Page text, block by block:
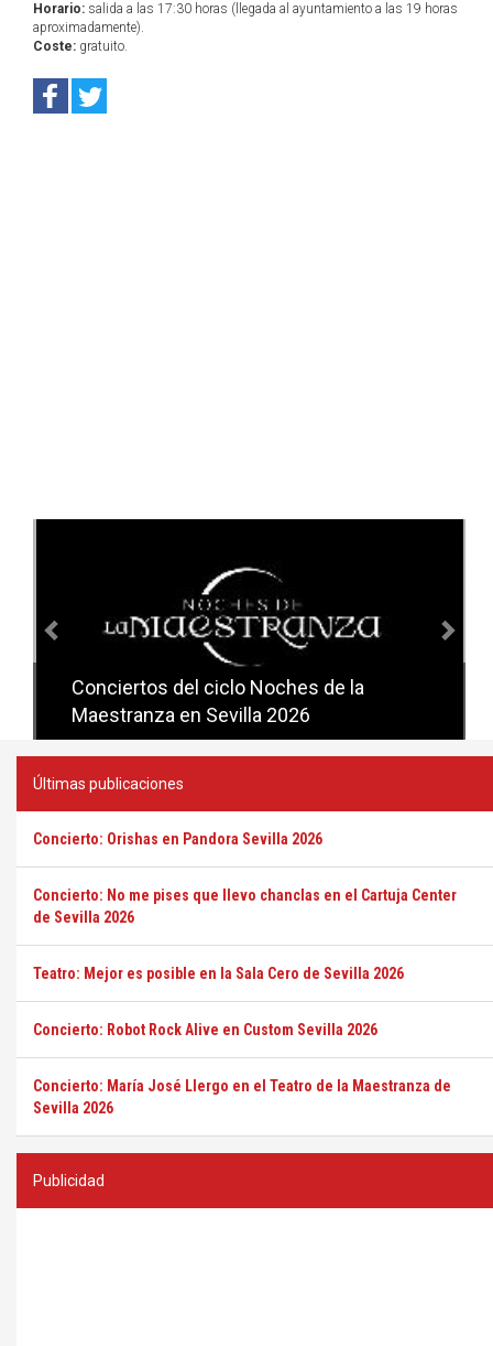
Horario: salida a las 17:30 horas (llegada al ayuntamiento a las 19 horas
aproximadamente).
Coste: gratuito.
Conciertos del ciclo Noches de la
Maestranza en Sevilla 2026
Conciertos del ciclo Candlelight en
Sevilla
Últimas publicaciones
Concierto: Orishas en Pandora Sevilla 2026
Concierto: No me pises que llevo chanclas en el Cartuja Center
de Sevilla 2026
Teatro: Mejor es posible en la Sala Cero de Sevilla 2026
Concierto: Robot Rock Alive en Custom Sevilla 2026
Concierto: María José Llergo en el Teatro de la Maestranza de
Sevilla 2026
Publicidad